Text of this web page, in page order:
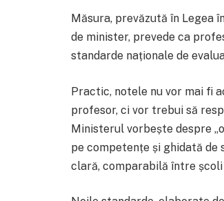
Măsura, prevăzută în Legea
de minister, prevede ca
standarde naționale de
Practic, notele nu vor mai fi
profesor, ci vor trebui să
Ministerul vorbește despre
pe competențe și ghidată de
clară, comparabilă între